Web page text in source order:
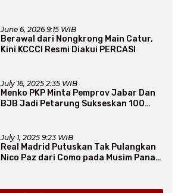
June 6, 2026 9:15 WIB
Berawal dari Nongkrong Main Catur,
Kini KCCCI Resmi Diakui PERCASI
July 16, 2025 2:35 WIB
Menko PKP Minta Pemprov Jabar Dan
BJB Jadi Petarung Sukseskan 100
July 1, 2025 9:23 WIB
Real Madrid Putuskan Tak Pulangkan
Nico Paz dari Como pada Musim Panas